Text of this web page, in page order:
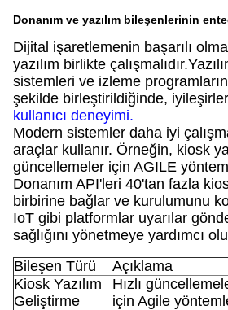
Donanım ve yazılım bileşenlerinin
Dijital işaretlemenin başarılı
yazılım birlikte
sistemleri ve izleme
şekilde birleştirildiğinde,
kullanıcı deneyimi.
Modern sistemler daha iyi
araçlar kullanır. Örneğin, kiosk
güncellemeler için AGILE
Donanım API'leri 40'tan fazla
birbirine bağlar ve kurulumunu
IoT gibi platformlar uyarılar
sağlığını yönetmeye yardımcı
Bileşen Türü
Açıklama
Kiosk Yazılım
Geliştirme
Hızlı
için Agile